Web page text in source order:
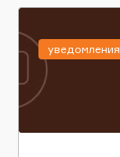
уведомления